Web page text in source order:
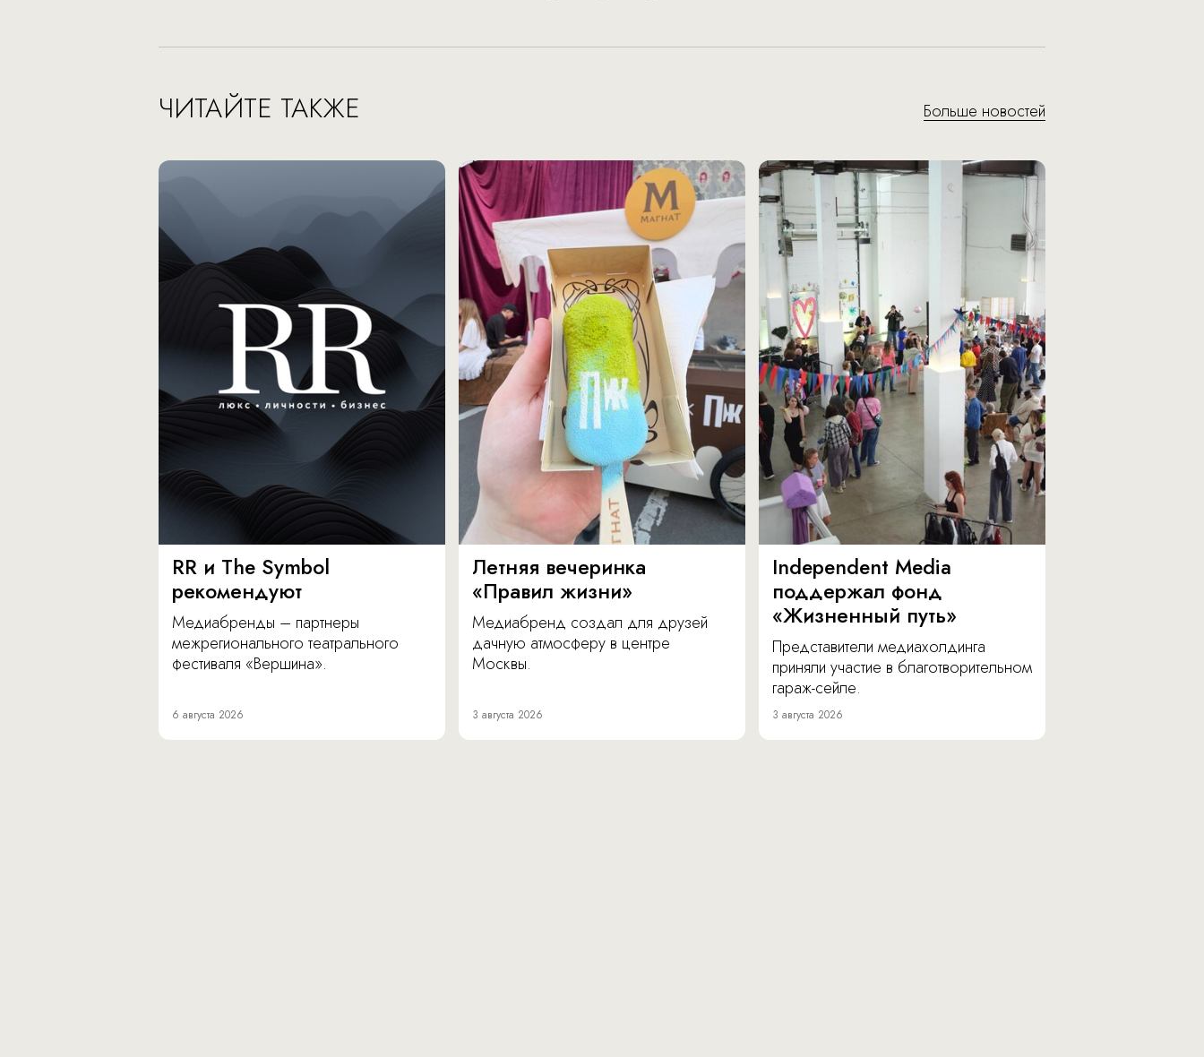
ЧИТАЙТЕ ТАКЖЕ Больше новостей
RR и The Symbol
рекомендуют
Медиабренды – партнеры
межрегионального театрального
фестиваля «Вершина».
6 августа 2026
Летняя вечеринка
«Правил жизни»
Медиабренд создал для друзей
дачную атмосферу в центре
Москвы.
3 августа 2026
Independent Media
поддержал фонд
«Жизненный путь»
Представители медиахолдинга
приняли участие в благотворительном
гараж-сейле.
3 августа 2026